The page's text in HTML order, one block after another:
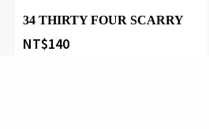
34 THIRTY FOUR SCARRY
NT$140